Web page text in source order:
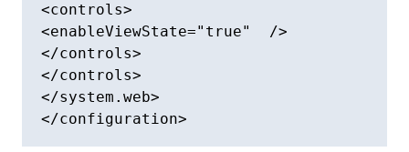
<controls>
<enableViewState="true"  />
</controls>
</controls>
</system.web>
</configuration>